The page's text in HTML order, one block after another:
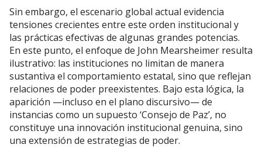
Sin embargo, el escenario global actual evidencia
tensiones crecientes entre este orden institucional y
las prácticas efectivas de algunas grandes potencias.
En este punto, el enfoque de John Mearsheimer resulta
ilustrativo: las instituciones no limitan de manera
sustantiva el comportamiento estatal, sino que reflejan
relaciones de poder preexistentes. Bajo esta lógica, la
aparición —incluso en el plano discursivo— de
instancias como un supuesto ‘Consejo de Paz’, no
constituye una innovación institucional genuina, sino
una extensión de estrategias de poder.